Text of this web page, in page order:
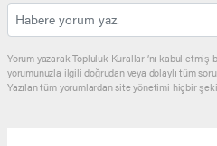
Yorum yazarak Topluluk Kuralları’nı kabul etmiş
yorumunuzla ilgili doğrudan veya dolaylı tüm
Yazılan tüm yorumlardan site yönetimi hiçbir